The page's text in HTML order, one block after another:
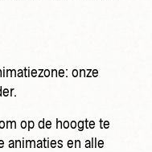
onze
op de hoogte te
animaties en alle